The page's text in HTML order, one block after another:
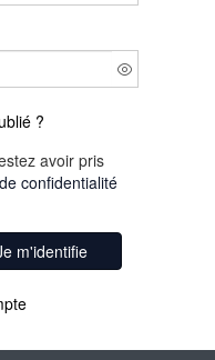
?
avoir pris
confidentialité
m'identifie